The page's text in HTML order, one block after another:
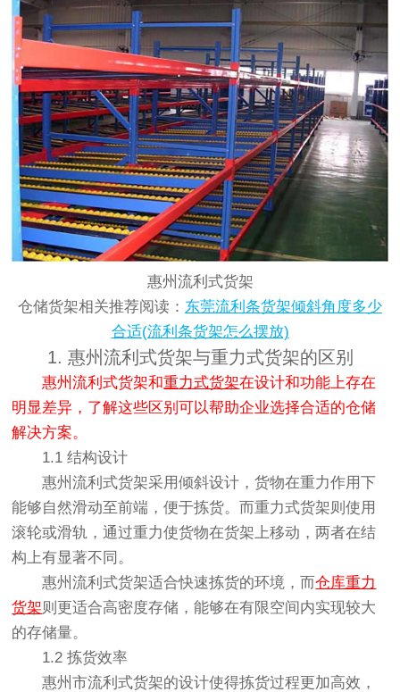
惠州流利式货架
仓储货架相关推荐阅读： 东莞流利条货架倾斜角度多少
合适(流利条货架怎么摆放)
1. 惠州流利式货架与重力式货架的区别
惠州流利式货架和重力式货架在设计和功能上存在
明显差异，了解这些区别可以帮助企业选择合适的仓储
解决方案。
1.1 结构设计
惠州流利式货架采用倾斜设计，货物在重力作用下
能够自然滑动至前端，便于拣货。而重力式货架则使用
滚轮或滑轨，通过重力使货物在货架上移动，两者在结
构上有显著不同。
惠州流利式货架适合快速拣货的环境，而仓库重力
货架则更适合高密度存储，能够在有限空间内实现较大
的存储量。
1.2 拣货效率
惠州市流利式货架的设计使得拣货过程更加高效，